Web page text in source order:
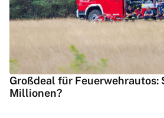
Großdeal für Feuerwehrautos:
Millionen?